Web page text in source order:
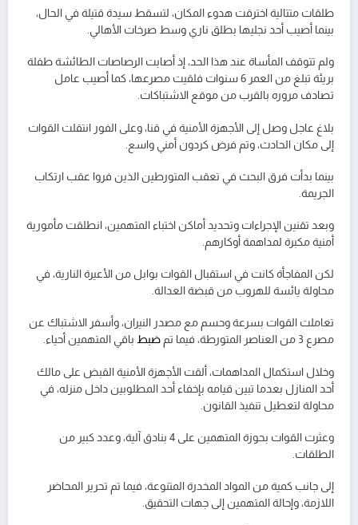
طلقات متتالية اخترقت هدوء المكان، لتسقط سيدة قتيلة في الحال،
بينما أصيب أحد نجليها بطلق ناري وسط صرخات الأهالي.
ولم تتوقف المأساة عند هذا الحد، إذ أصابت الرصاصات الطائشة طفلة
بريئة تبلغ من العمر 6 سنوات فلقيت مصرعها، كما أصيب عامل
تصادف مروره بالقرب من موقع الاشتباكات.
بلاغ عاجل وصل إلى الأجهزة الأمنية في قنا، وعلى الفور انتقلت القوات
إلى مكان الحادث، وتم فرض كردون أمني واسع.
بينما بدأت فرق البحث في تعقب المتورطين الذين فروا عقب ارتكاب
الجريمة.
وبعد تقنين الإجراءات وتحديد أماكن اختباء المتهمين، انطلقت مأمورية
أمنية مكبرة لمداهمة أوكارهم.
لكن المفاجأة كانت في استقبال القوات بوابل من الأعيرة النارية، في
محاولة يائسة للهروب من قبضة العدالة.
تعاملت القوات بسرعة وحسم مع مصدر النيران، وأسفر الاشتباك عن
مصرع 3 من العناصر المتورطة، فيما تم
ضبط باقي المتهمين أحياء.
وخلال استكمال المداهمات، ألقت الأجهزة الأمنية القبض على مالك
أحد المنازل بعدما تبين قيامه بإخفاء أحد المطلوبين داخل منزله، في
محاولة لتعطيل تنفيذ القانون.
وعثرت القوات بحوزة المتهمين على 4 بنادق آلية، وعدد كبير من
الطلقات.
إلى جانب كمية من المواد المخدرة المتنوعة، فيما تم تحرير المحاضر
اللازمة، وإحالة المتهمين إلى جهات التحقيق.